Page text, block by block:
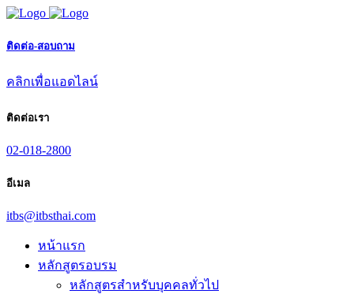
ติดต่อ-สอบถาม
คลิกเพื่อแอดไลน์
ติดต่อเรา
02-018-2800
อีเมล
itbs@itbsthai.com
หน้าแรก
หลักสูตรอบรม
หลักสูตรสำหรับบุคคลทั่วไป